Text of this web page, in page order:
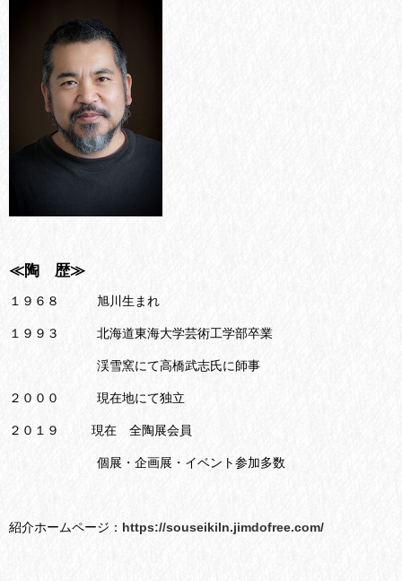
≪陶 歴≫
１９６８ 旭川生まれ
１９９３ 北海道東海大学芸術工学部卒業
渓雪窯にて高橋武志氏に師事
２０００ 現在地にて独立
２０１９ 現在 全陶展会員
個展・企画展・イベント参加多数
紹介ホームページ： https://souseikiln.jimdofree.com/